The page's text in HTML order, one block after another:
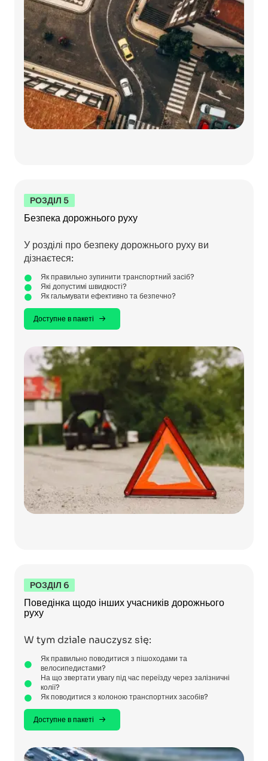
РОЗДІЛ 5
Безпека дорожнього руху
У розділі про безпеку дорожнього руху ви
дізнаєтеся:
Як правильно зупинити транспортний засіб?
Які допустимі швидкості?
Як гальмувати ефективно та безпечно?
Доступне в пакеті
РОЗДІЛ 6
Поведінка щодо інших учасників дорожнього
руху
W tym dziale nauczysz się:
Як правильно поводитися з пішоходами та
велосипедистами?
На що звертати увагу під час переїзду через залізничні
колії?
Як поводитися з колоною транспортних засобів?
Доступне в пакеті